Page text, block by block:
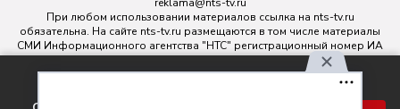
При любом использовании материалов ссылка на nts-tv.ru
обязательна. На сайте nts-tv.ru размещаются в том числе материалы
СМИ Информационного агентства "НТС" регистрационный номер ИА
№ ФС 77 - 88763 зарегистрировано Федеральной службой по
надзору в сфере связи, информационных технологий и массовых
Главный редактор ИА "НТС" Иштулкин Евгений Александрович
16+